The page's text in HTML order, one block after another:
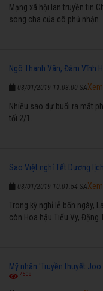
Mạng xã hội lan truyền tin
song cha của cô phủ nhận.
Ngô Thanh Vân, Đàm Vĩnh
03/01/2019 11:03:00 SA
Nhiều sao dự buổi ra mắt
tối 2/1.
Sao Việt nghỉ Tết Dương
03/01/2019 10:01:54 SA
Trong kỳ nghỉ lễ bốn ngày,
còn Hoa hậu Tiểu Vy, Đặng
Mỹ nhân 'Truyền thuyết
4508